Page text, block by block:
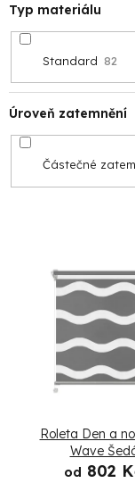
Typ materiálu
Standard 82
Úroveň zatemnění
Částečné
Roleta Den a
Wave
od 802